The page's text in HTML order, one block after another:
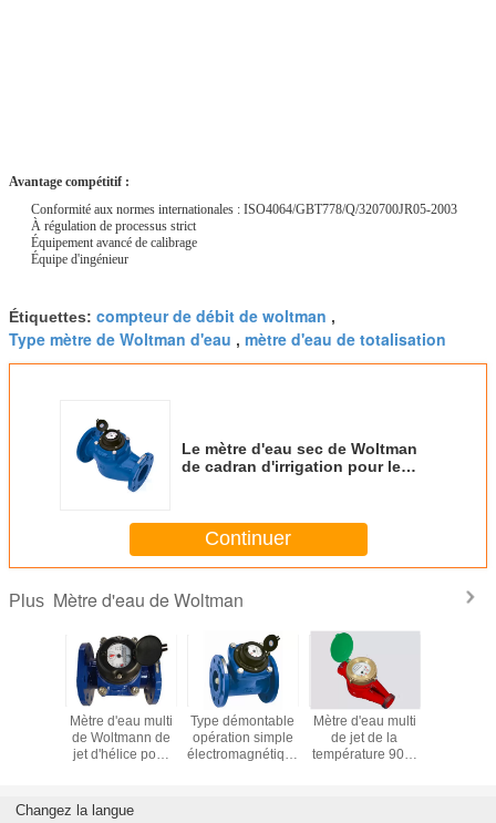
Avantage compétitif :
Conformité aux normes internationales : ISO4064/GBT778/Q/320700JR05-2003
À régulation de processus strict
Équipement avancé de calibrage
Équipe d'ingénieur
Étiquettes: compteur de débit de woltman ,
Type mètre de Woltman d'eau , mètre d'eau de totalisation
Le mètre d'eau sec de Woltman
de cadran d'irrigation pour le
Continuer
Plus Mètre d'eau de Woltman
Mètre d'eau multi
de Woltmann de
jet d'hélice pour
DN50 - fer DN500
Type démontable
opération simple
électromagnétique
Mètre d'eau multi
de jet de la
température 90 C
Changez la langue